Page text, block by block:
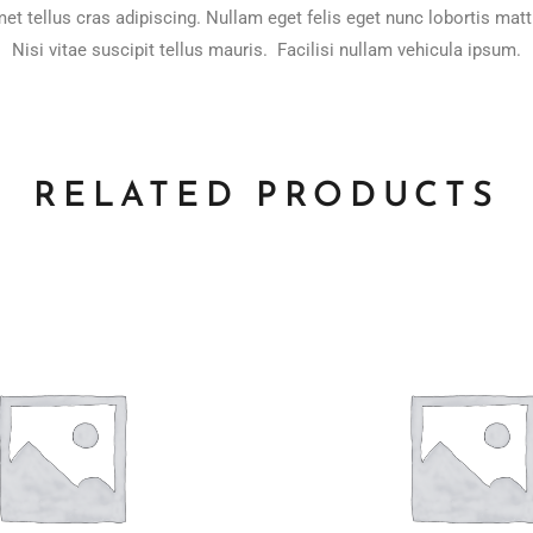
tellus cras adipiscing. Nullam eget felis eget nunc lobortis
Nisi vitae suscipit tellus mauris. Facilisi nullam vehicula ipsum.
RELATED PRODUCTS